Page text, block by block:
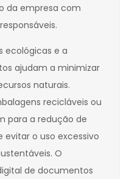
da empresa com
ecológicas e a
ajudam a minimizar
naturais.
recicláveis ou
para a redução de
evitar o uso excessivo
O
de documentos